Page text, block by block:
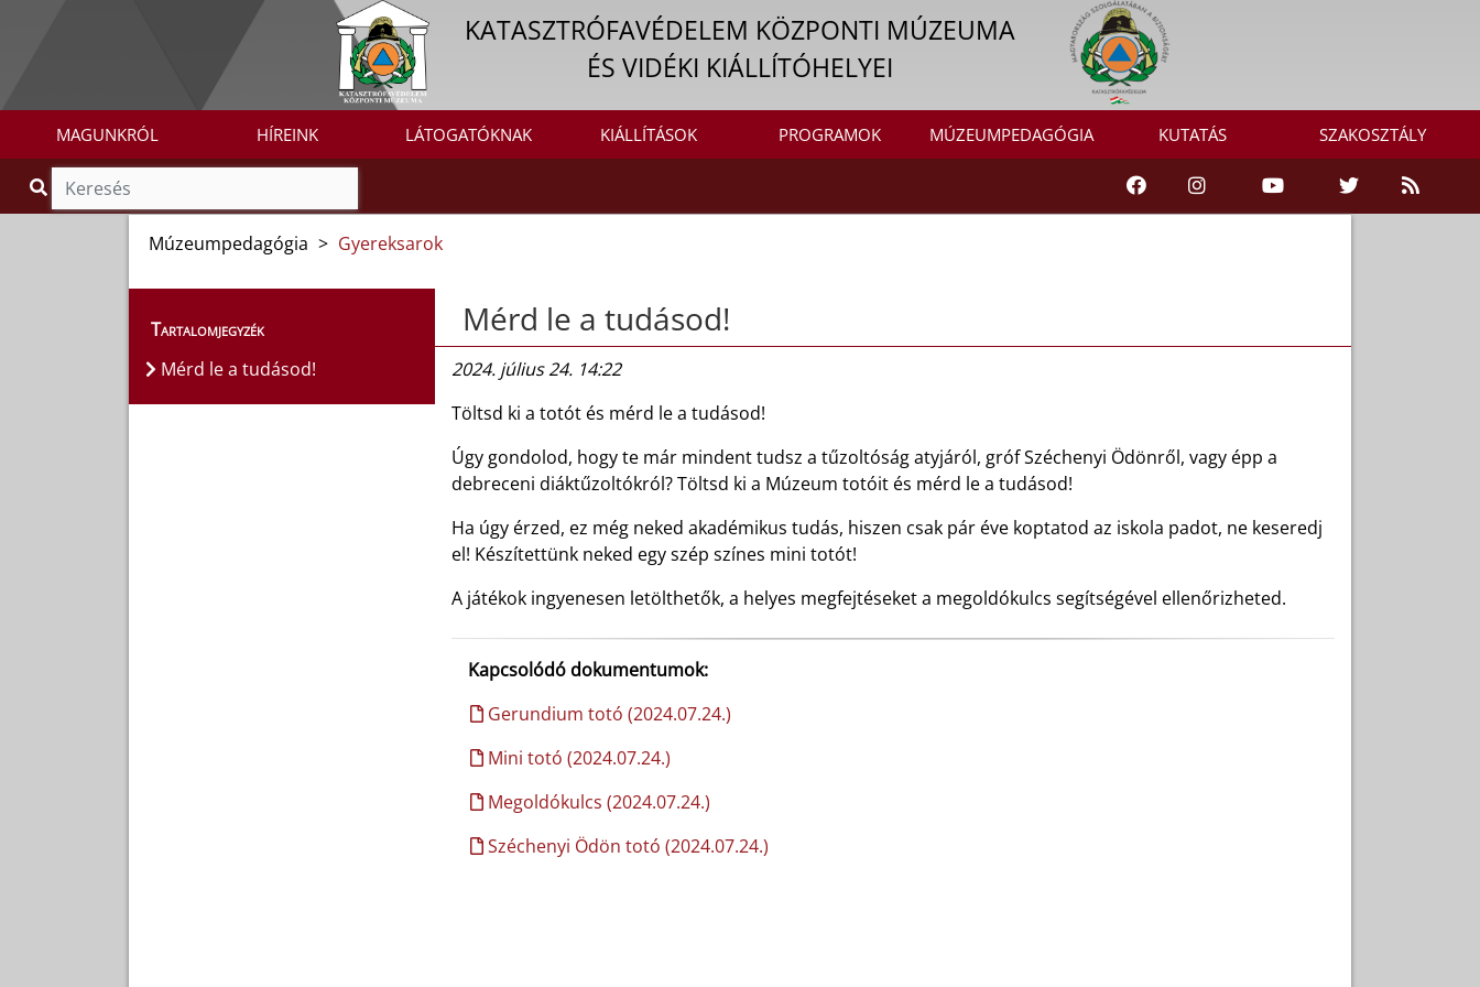
KATASZTRÓFAVÉDELEM KÖZPONTI MÚZEUMA
ÉS VIDÉKI KIÁLLÍTÓHELYEI
MAGUNKRÓL HÍREINK LÁTOGATÓKNAK KIÁLLÍTÁSOK PROGRAMOK MÚZEUMPEDAGÓGIA KUTATÁS SZAKOSZTÁLY
Múzeumpedagógia > Gyereksarok
Tartalomjegyzék
Mérd le a tudásod!
Mérd le a tudásod!
2024. július 24. 14:22
Töltsd ki a totót és mérd le a tudásod!
Úgy gondolod, hogy te már mindent tudsz a tűzoltóság atyjáról, gróf Széchenyi Ödönről, vagy épp a
debreceni diáktűzoltókról? Töltsd ki a Múzeum totóit és mérd le a tudásod!
Ha úgy érzed, ez még neked akadémikus tudás, hiszen csak pár éve koptatod az iskola padot, ne keseredj
el! Készítettünk neked egy szép színes mini totót!
A játékok ingyenesen letölthetők, a helyes megfejtéseket a megoldókulcs segítségével ellenőrizheted.
Kapcsolódó dokumentumok:
Gerundium totó (2024.07.24.)
Mini totó (2024.07.24.)
Megoldókulcs (2024.07.24.)
Széchenyi Ödön totó (2024.07.24.)